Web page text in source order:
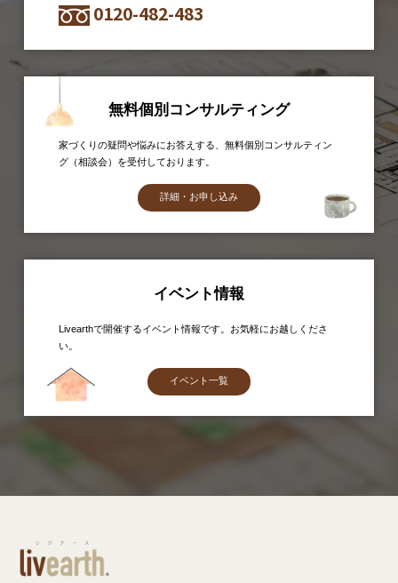
0120-482-483
無料個別コンサルティング
家づくりの疑問や悩みにお答えする、無料個別コンサルティン
グ（相談会）を受付しております。
詳細・お申し込み
イベント情報
Livearthで開催するイベント情報です。お気軽にお越しくださ
い。
イベント一覧